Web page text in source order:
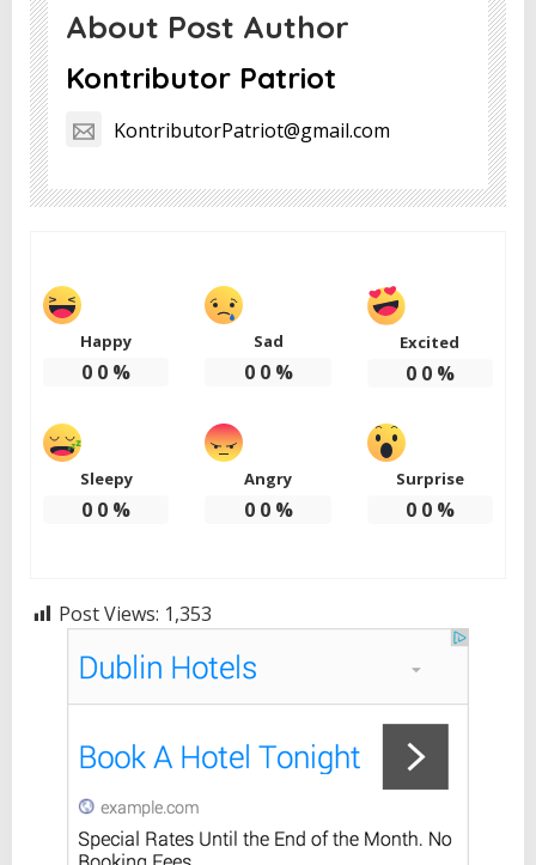
About Post Author
Kontributor Patriot
KontributorPatriot@gmail.com
Happy
0 0 %
Sad
0 0%
Excited
0 0%
Sleepy
0 0 %
Angry
0 0%
Surprise
0 0%
Post Views: 1,353